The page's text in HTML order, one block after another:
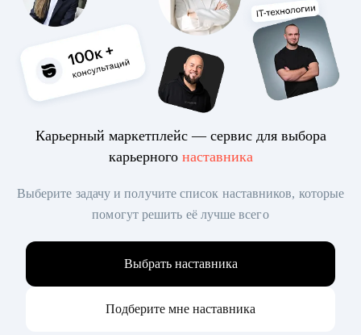
Карьерный маркетплейс — сервис для выбора
карьерного наставника
Выберите задачу и получите список наставников, которые
помогут решить её лучше всего
Выбрать наставника
Подберите мне наставника